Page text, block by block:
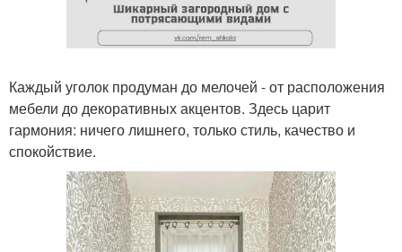
Каждый уголок продуман до мелочей - от расположения
мебели до декоративных акцентов. Здесь царит
гармония: ничего лишнего, только стиль, качество и
спокойствие.